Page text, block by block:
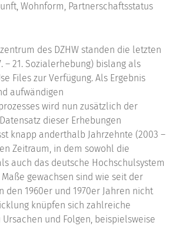
Wohnform, Partnerschaftsstatus
des DZHW standen die letzten
– 21. Sozialerhebung) bislang als
Files zur Verfügung. Als Ergebnis
aufwändigen
wird nun zusätzlich der
dieser Erhebungen
knapp anderthalb Jahrzehnte (2003 –
Zeitraum, in dem sowohl die
auch das deutsche Hochschulsystem
gewachsen sind wie seit der
den 1960er und 1970er Jahren nicht
knüpfen sich zahlreiche
Ursachen und Folgen, beispielsweise